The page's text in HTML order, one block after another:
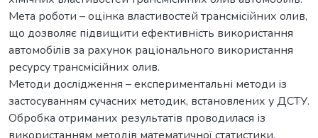
Мета роботи – оцінка властивостей трансмісійних олив,
що дозволяє підвищити ефективність використання
автомобілів за рахунок раціонального використання
ресурсу трансмісійних олив.
Методи дослідження – експериментальні методи із
застосуванням сучасних методик, встановлених у ДСТУ.
Обробка отриманих результатів проводилася із